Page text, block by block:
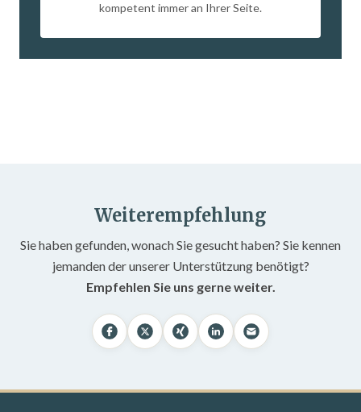
kompetent immer an Ihrer Seite.
Weiterempfehlung
Sie haben gefunden, wonach Sie gesucht haben? Sie kennen
jemanden der unserer Unterstützung benötigt?
Empfehlen Sie uns gerne weiter.